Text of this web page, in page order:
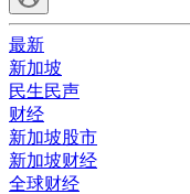
最新
新加坡
民生民声
财经
新加坡股市
新加坡财经
全球财经